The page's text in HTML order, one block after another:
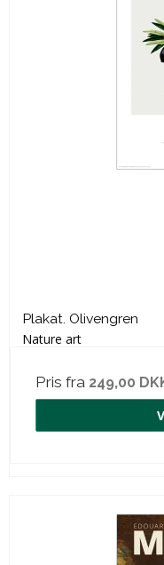
Plakat. Olivengren
Nature art
Pris fra 249,00